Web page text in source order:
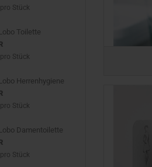
Stück
Toilette
Stück
Herrenhygiene
Stück
Damentoilette
Stück